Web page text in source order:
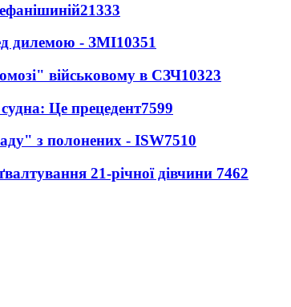
21333
дилемою - ЗМІ10351
військовому в СЗЧ10323
Це прецедент7599
з полонених - ISW7510
21-річної дівчини 7462